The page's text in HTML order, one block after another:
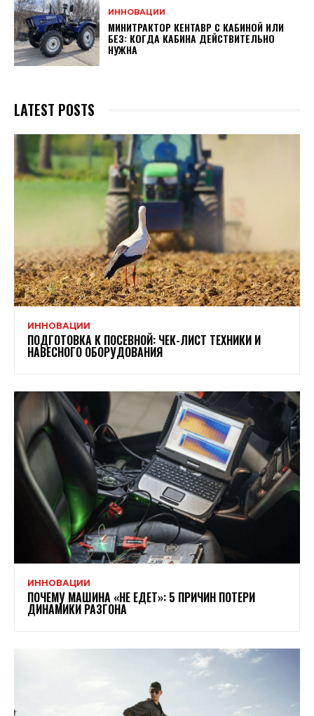
ИННОВАЦИИ
МИНИТРАКТОР КЕНТАВР С КАБИНОЙ ИЛИ
БЕЗ: КОГДА КАБИНА ДЕЙСТВИТЕЛЬНО
НУЖНА
LATEST POSTS
ИННОВАЦИИ
ПОДГОТОВКА К ПОСЕВНОЙ: ЧЕК-ЛИСТ ТЕХНИКИ И
НАВЕСНОГО ОБОРУДОВАНИЯ
ИННОВАЦИИ
ПОЧЕМУ МАШИНА «НЕ ЕДЕТ»: 5 ПРИЧИН ПОТЕРИ
ДИНАМИКИ РАЗГОНА